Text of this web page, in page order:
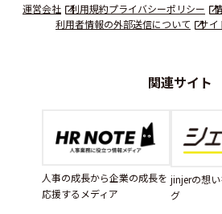
運営会社 利用規約プライバシーポリシー
利用者情報の外部送信について
サイ
関連サイト
人事の成長から企業の成長を
応援するメディア
jinjerの想
グ